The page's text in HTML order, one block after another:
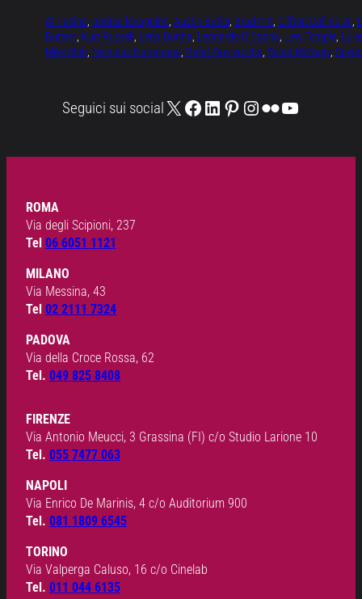
Al Pacino andrea lavagnino Austin Butler, Brad Pitt Clifton Collins Jr.
Butters Kurt Russell Lena Dunha Leonardo DiCaprio Lew Temple
Mike Moh Nicholas Hammond Rafal Zawierucha Scoot McNairy,
Seguici sui socialX Facebook
LinkedIn
Pinterest
Instagram
FlickrYouTube
ROMA
Via degli Scipioni, 237
Tel 06 6051 1121
MILANO
Via Messina, 43
Tel 02 2111 7324
PADOVA
Via della Croce Rossa, 62
Tel. 049 825 8408
FIRENZE
Via Antonio Meucci, 3 Grassina (FI) c/o Studio Larione 10
Tel. 055 7477 063
NAPOLI
Via Enrico De Marinis, 4 c/o Auditorium 900
Tel. 081 1809 6545
TORINO
Via Valperga Caluso, 16 c/o Cinelab
Tel. 011 044 6135